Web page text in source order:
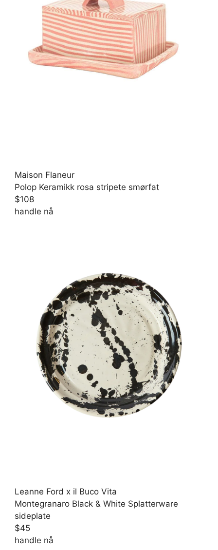
Maison Flaneur
Polop Keramikk rosa stripete smørfat
$108
handle nå
Leanne Ford x il Buco Vita
Montegranaro Black & White Splatterware
sideplate
$45
handle nå